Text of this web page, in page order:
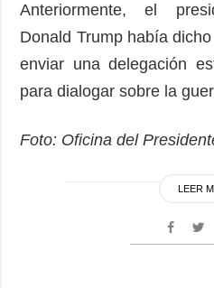
Anteriormente, el
Donald Trump había
enviar una delegación
para dialogar sobre la
Foto: Oficina del
LEER